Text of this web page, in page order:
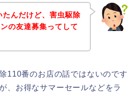
たんだけど、害虫駆除
の友達募集ってして
110番のお店の話ではないのです
、お得なサマーセールなどをラ